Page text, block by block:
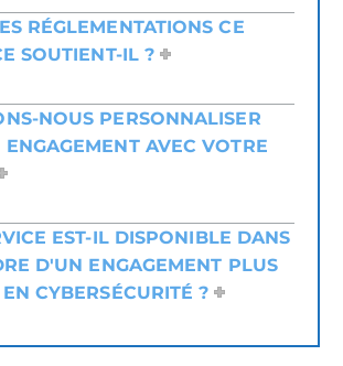
RÉGLEMENTATIONS CE
SOUTIENT-IL ?
NOUS PERSONNALISER
ENGAGEMENT AVEC VOTRE
EST-IL DISPONIBLE DANS
D'UN ENGAGEMENT PLUS
CYBERSÉCURITÉ ?